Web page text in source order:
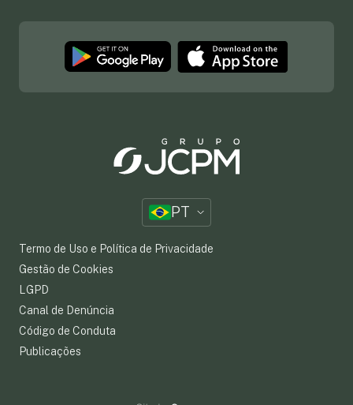
PT
Termo de Uso e Política de Privacidade
Gestão de Cookies
LGPD
Canal de Denúncia
Código de Conduta
Publicações